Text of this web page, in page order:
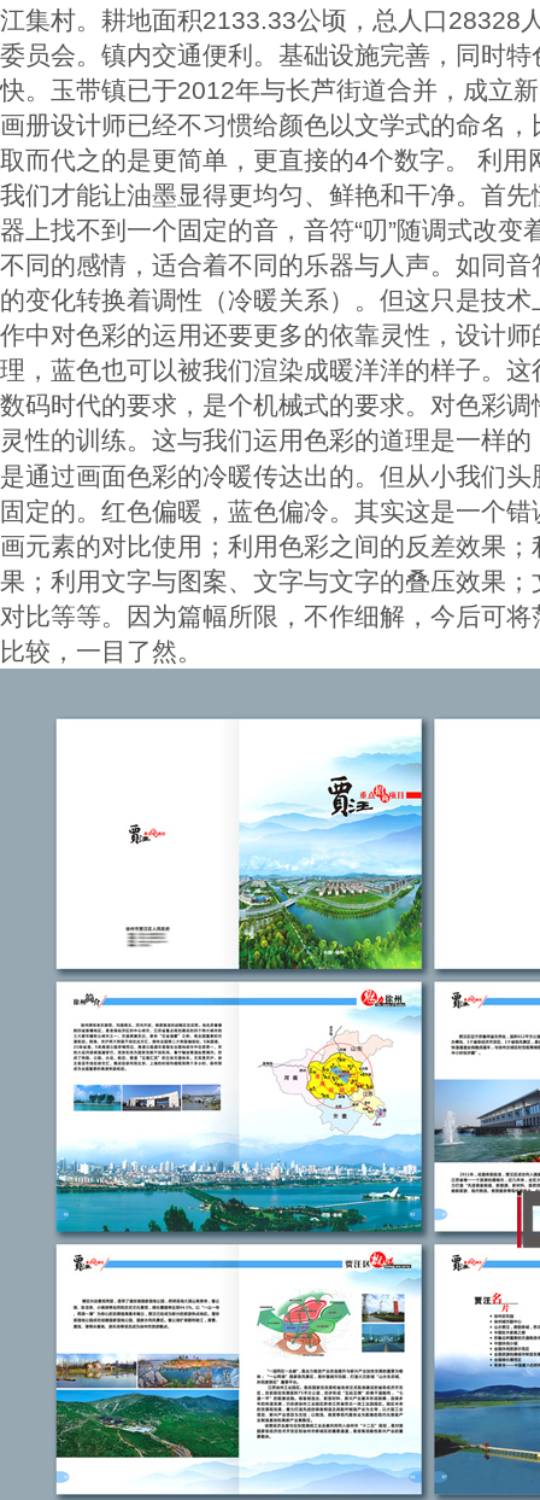
江集村。耕地面积2133.33公顷，总人口28328
委员会。镇内交通便利。基础设施完善，同时
快。玉带镇已于2012年与长芦街道合并，成立
画册设计师已经不习惯给颜色以文学式的命名
取而代之的是更简单，更直接的4个数字。 利用
我们才能让油墨显得更均匀、鲜艳和干净。首
器上找不到一个固定的音，音符“叨”随调式改变
不同的感情，适合着不同的乐器与人声。如同
的变化转换着调性（冷暖关系）。但这只是技
作中对色彩的运用还要更多的依靠灵性，设计
理，蓝色也可以被我们渲染成暖洋洋的样子。
数码时代的要求，是个机械式的要求。对色彩
灵性的训练。这与我们运用色彩的道理是一样的
是通过画面色彩的冷暖传达出的。但从小我们
固定的。红色偏暖，蓝色偏冷。其实这是一个
画元素的对比使用；利用色彩之间的反差效果
果；利用文字与图案、文字与文字的叠压效果
对比等等。因为篇幅所限，不作细解，今后可
比较，一目了然。